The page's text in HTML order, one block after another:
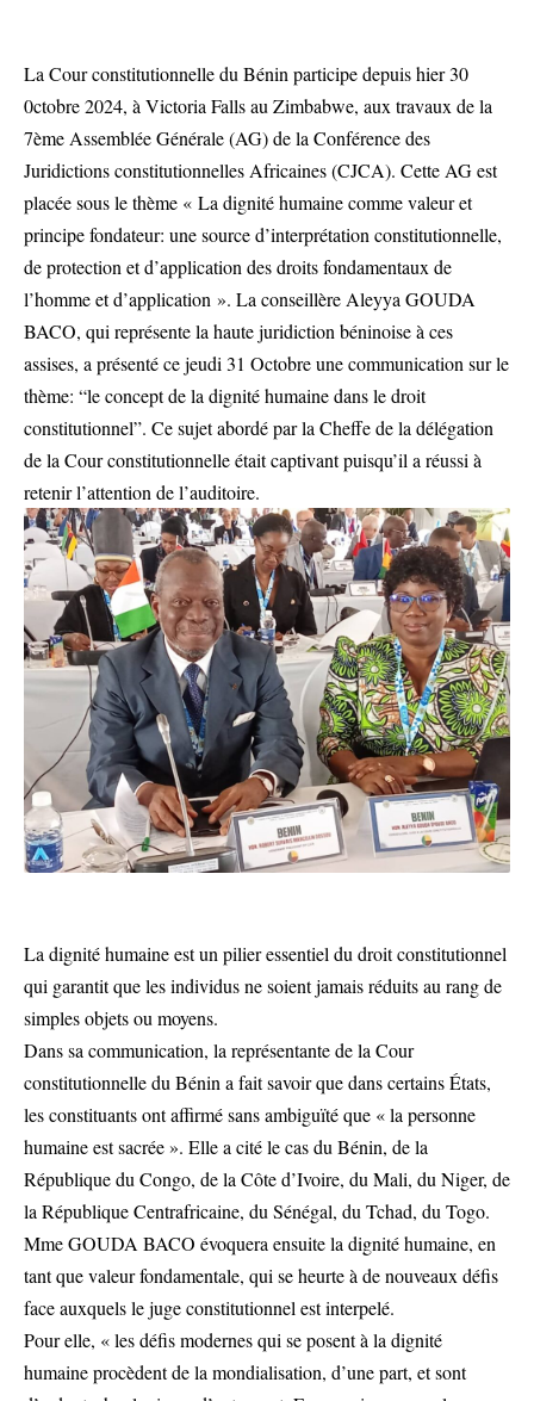
La Cour constitutionnelle du Bénin participe depuis hier 30
0ctobre 2024, à Victoria Falls au Zimbabwe, aux travaux de la
7ème Assemblée Générale (AG) de la Conférence des
Juridictions constitutionnelles Africaines (CJCA). Cette AG est
placée sous le thème « La dignité humaine comme valeur et
principe fondateur: une source d’interprétation constitutionnelle,
de protection et d’application des droits fondamentaux de
l’homme et d’application ». La conseillère Aleyya GOUDA
BACO, qui représente la haute juridiction béninoise à ces
assises, a présenté ce jeudi 31 Octobre une communication sur le
thème: “le concept de la dignité humaine dans le droit
constitutionnel”. Ce sujet abordé par la Cheffe de la délégation
de la Cour constitutionnelle était captivant puisqu’il a réussi à
retenir l’attention de l’auditoire.
La dignité humaine est un pilier essentiel du droit constitutionnel
qui garantit que les individus ne soient jamais réduits au rang de
simples objets ou moyens.
Dans sa communication, la représentante de la Cour
constitutionnelle du Bénin a fait savoir que dans certains États,
les constituants ont affirmé sans ambiguïté que « la personne
humaine est sacrée ». Elle a cité le cas du Bénin, de la
République du Congo, de la Côte d’Ivoire, du Mali, du Niger, de
la République Centrafricaine, du Sénégal, du Tchad, du Togo.
Mme GOUDA BACO évoquera ensuite la dignité humaine, en
tant que valeur fondamentale, qui se heurte à de nouveaux défis
face auxquels le juge constitutionnel est interpelé.
Pour elle, « les défis modernes qui se posent à la dignité
humaine procèdent de la mondialisation, d’une part, et sont